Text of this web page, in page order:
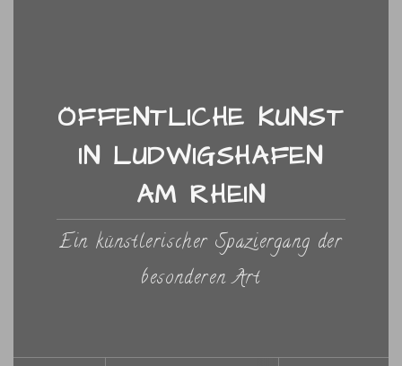
ÖFFENTLICHE KUNST
IN LUDWIGSHAFEN
AM RHEIN
Ein künstlerischer Spaziergang der
besonderen Art